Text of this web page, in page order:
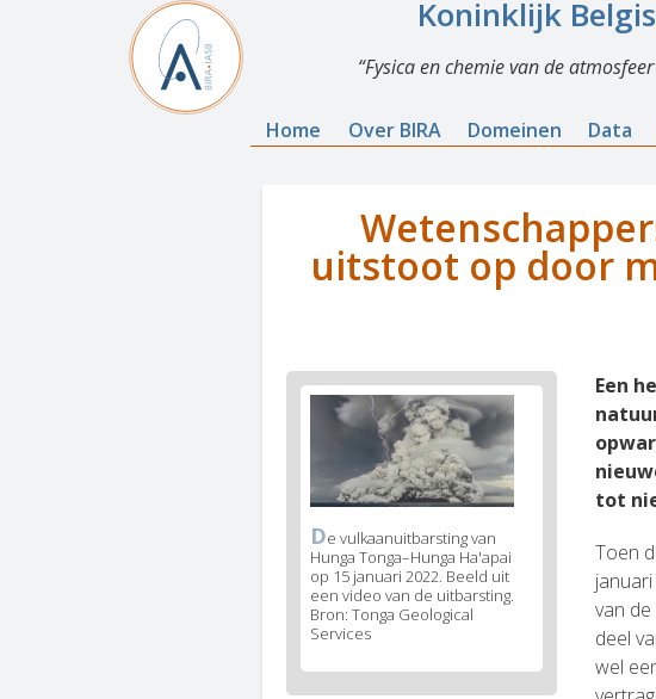
Koninklijk
Fysica en chemie van de
Home Over BIRA Domeinen Data
uitstoot op door
Een
tot
Toen
van
deel
wel
News
image
News
image
legend
1
De vulkaanuitbarsting van
Hunga Tonga–Hunga Ha'apai
op 15 januari 2022. Beeld uit
een video van de uitbarsting.
Bron: Tonga Geological
Services